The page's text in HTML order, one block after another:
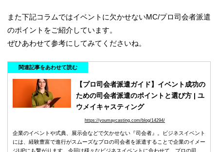
また下記コラムではイベントに欠かせないMC/プロ司会者派遣
のポイントをご紹介しています。
ぜひあわせて参考にしてみてくださいね。
関連記事をあわせて読む
【プロ司会者派遣ガイド】イベント成功の
ための司会者派遣のポイントと選び方 | ユ
ウメイキャスティング
https://youmaycasting.com/blog/14294/
企業のイベントや式典、展示会などで欠かせない『司会者』。ビジネスイベント
には、経験豊富で進行がスムーズなプロの司会者を派遣することで企業のイメー
ジUPにも繋がります。今回は様々なビジネスイベントに合わせて、プロの司会